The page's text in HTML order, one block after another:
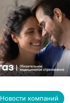
Новости компаний